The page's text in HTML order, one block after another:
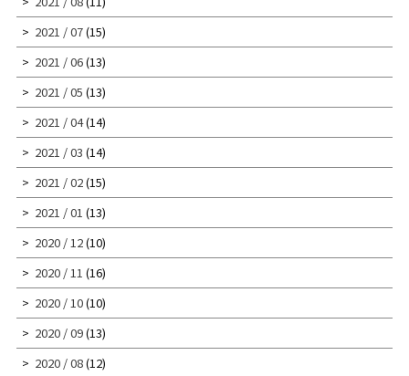
2021 / 07(15)
2021 / 06(13)
2021 / 05 (13)
2021 / 04(14)
2021 / 03 (14)
2021 / 02(15)
2021 / 01 (13)
2020 / 12(10)
2020 / 11 (16)
2020 / 10(10)
2020 / 09(13)
2020 / 08(12)